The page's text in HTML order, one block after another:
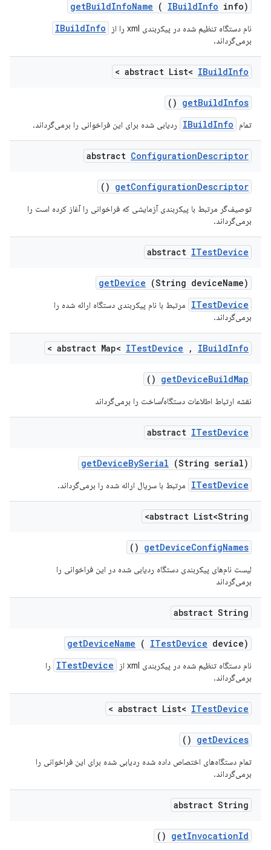
getBuildInfoName ( IBuildInfo info)
نام دستگاه تنظیم شده در پیکربندی xml را از IBuildInfo
برمی‌گرداند.
abstract List< IBuildInfo
>
getBuildInfos
()
تمام IBuildInfo ردیابی شده برای این فراخوانی را برمی‌گرداند.
abstract ConfigurationDescriptor
getConfigurationDescriptor
()
توصیف‌گر مرتبط با پیکربندی آزمایشی که فراخوانی را آغاز کرده است را
برمی‌گرداند.
abstract ITestDevice
getDevice (String deviceName)
ITestDevice
مرتبط با نام پیکربندی دستگاه ارائه شده را
برمی‌گرداند.
abstract Map< ITestDevice , IBuildInfo
>
getDeviceBuildMap
()
نقشه ارتباط اطلاعات دستگاه/ساخت را برمی‌گرداند
abstract ITestDevice
getDeviceBySerial (String serial)
ITestDevice
مرتبط با سریال ارائه شده را برمی‌گرداند.
abstract List<String>
getDeviceConfigNames
()
لیست نام‌های پیکربندی دستگاه ردیابی شده در این فراخوانی را
برمی‌گرداند
abstract String
getDeviceName ( ITestDevice device)
نام دستگاه تنظیم شده در پیکربندی xml از ITestDevice
را
برمی‌گرداند.
abstract List< ITestDevice
>
getDevices
()
تمام دستگاه‌های اختصاص داده شده ردیابی شده برای این فراخوانی را
برمی‌گرداند.
abstract String
getInvocationId
()